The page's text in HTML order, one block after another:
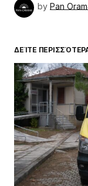
by Pan
ΔΕΊΤΕ